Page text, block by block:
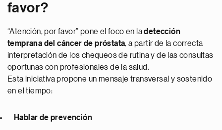
favor?
“Atención, por favor” pone el foco en ladetección
temprana del cáncer de próstata, a partir de la correcta
interpretación de los chequeos de rutina y de las consultas
oportunas con profesionales de la salud.
Esta iniciativa propone un mensaje transversal y sostenido
en el tiempo:
Hablar de prevención